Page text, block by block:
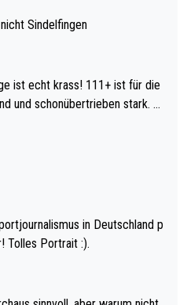
Sindelfingen
111+ ist für die
und schonübertrieben stark. U
in Deutschland p
Tolles Portrait :).